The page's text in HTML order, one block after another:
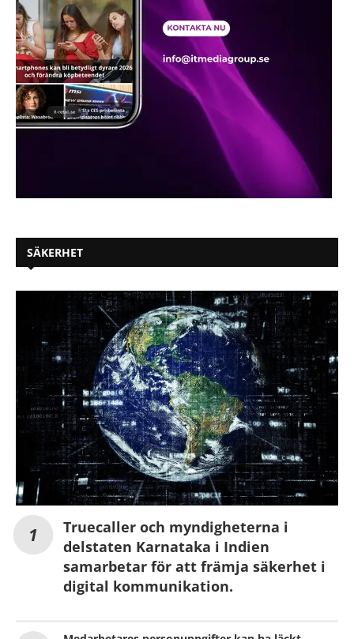
SÄKERHET
Truecaller och myndigheterna i
delstaten Karnataka i Indien
samarbetar för att främja säkerhet i
digital kommunikation.